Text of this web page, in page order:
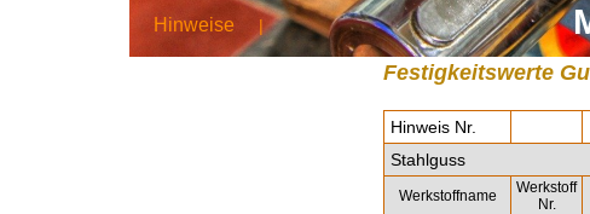
Hinweise |
Festigkeitswerte
Hinweis Nr.
Stahlguss
Werkstoffname
Werkstoff
Nr.